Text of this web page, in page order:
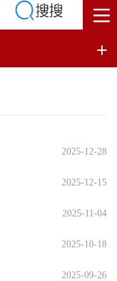
2025-12-28
2025-12-15
2025-11-04
2025-10-18
2025-09-26